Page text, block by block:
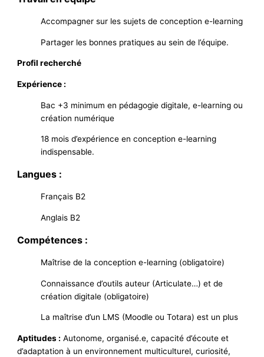
Accompagner sur les sujets de conception e-learning
Partager les bonnes pratiques au sein de l’équipe.
Profil recherché
Expérience :
Bac +3 minimum en pédagogie digitale, e-learning ou
création numérique
18 mois d’expérience en conception e-learning
indispensable.
Langues :
Français B2
Anglais B2
Compétences :
Maîtrise de la conception e-learning (obligatoire)
Connaissance d’outils auteur (Articulate…) et de
création digitale (obligatoire)
La maîtrise d’un LMS (Moodle ou Totara) est un plus
Aptitudes : Autonome, organisé.e, capacité d’écoute et
d’adaptation à un environnement multiculturel, curiosité,